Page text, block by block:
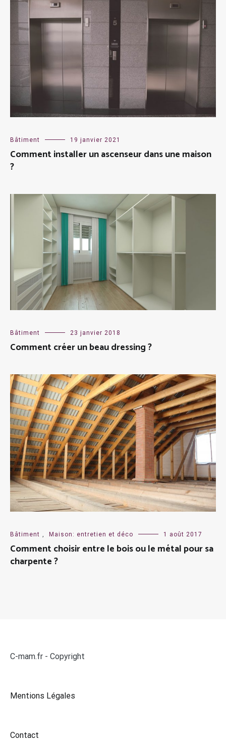
Bâtiment 19 janvier 2021
Comment installer un ascenseur dans une maison
?
Bâtiment 23 janvier 2018
Comment créer un beau dressing ?
Bâtiment Maison: entretien et déco 1 août 2017
Comment choisir entre le bois ou le métal pour sa
charpente ?
C-mam.fr - Copyright
Mentions Légales
Contact